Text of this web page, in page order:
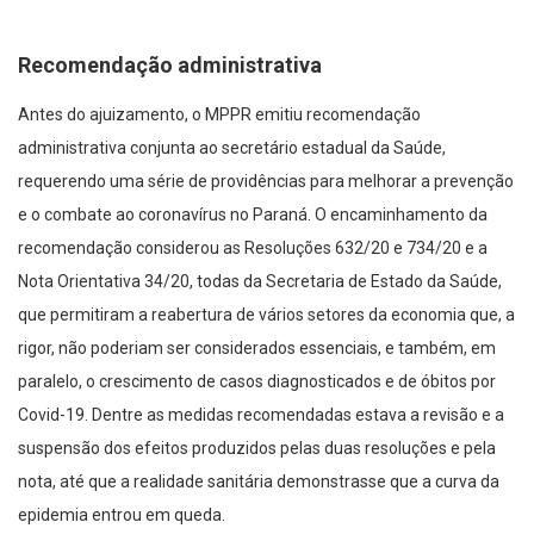
Recomendação administrativa
Antes do ajuizamento, o MPPR emitiu recomendação
administrativa conjunta ao secretário estadual da Saúde,
requerendo uma série de providências para melhorar a prevenção
e o combate ao coronavírus no Paraná. O encaminhamento da
recomendação considerou as Resoluções 632/20 e 734/20 e a
Nota Orientativa 34/20, todas da Secretaria de Estado da Saúde,
que permitiram a reabertura de vários setores da economia que, a
rigor, não poderiam ser considerados essenciais, e também, em
paralelo, o crescimento de casos diagnosticados e de óbitos por
Covid-19. Dentre as medidas recomendadas estava a revisão e a
suspensão dos efeitos produzidos pelas duas resoluções e pela
nota, até que a realidade sanitária demonstrasse que a curva da
epidemia entrou em queda.